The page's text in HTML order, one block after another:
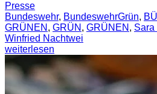
Presse
Bundeswehr, BundeswehrGrün,
GRÜNEN , GRÜN , GRÜNEN , Sara
Winfried Nachtwei
weiterlesen